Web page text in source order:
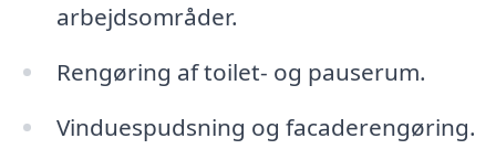
arbejdsområder.
Rengøring af toilet- og pauserum.
Vinduespudsning og facaderengøring.